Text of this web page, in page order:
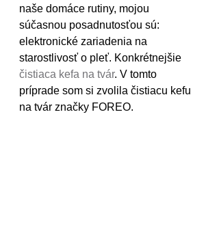
naše domáce rutiny, mojou
súčasnou posadnutosťou sú:
elektronické zariadenia na
starostlivosť o pleť. Konkrétnejšie
čistiaca kefa na tvár. V tomto
príprade som si zvolila čistiacu kefu
na tvár značky FOREO.